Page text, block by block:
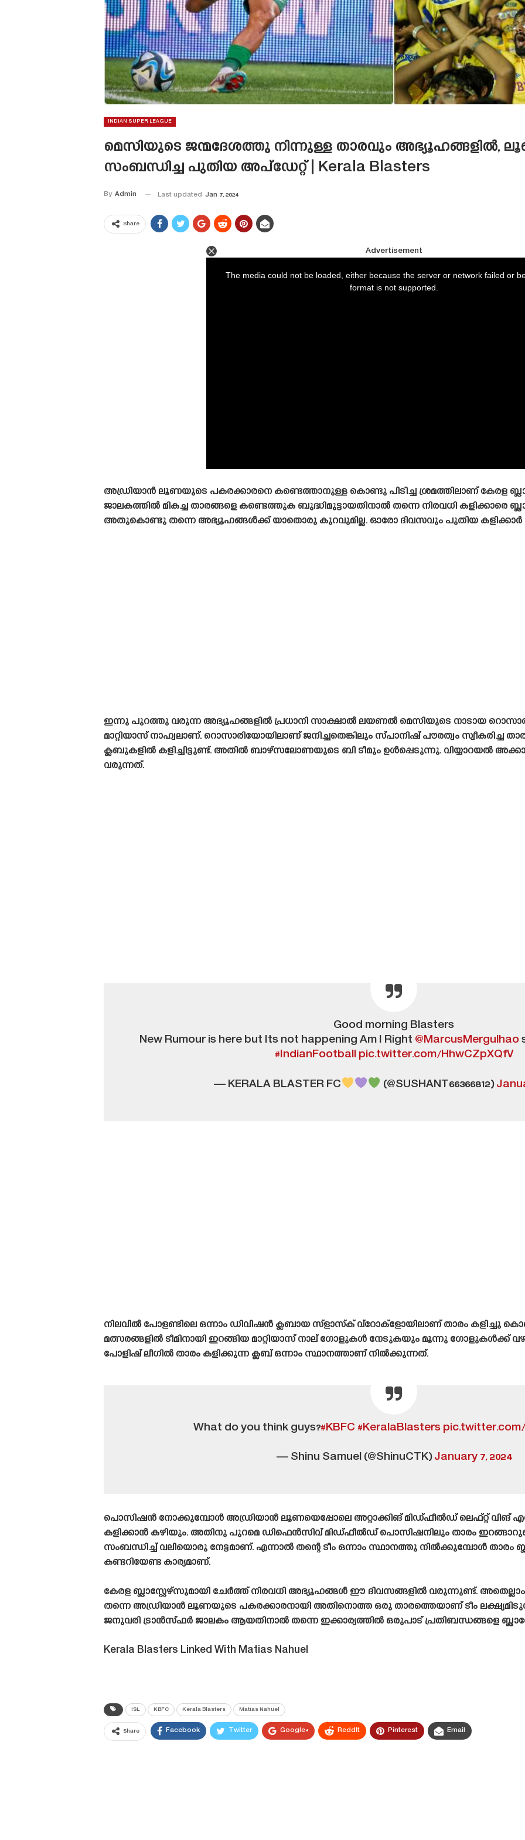
INDIAN SUPER LEAGUE
മെസിയുടെ ജന്മദേശത്തു നിന്നുള്ള താരവും അഭ്യൂഹങ്ങളിൽ,
സംബന്ധിച്ച പുതിയ അപ്‌ഡേറ്റ് | Kerala Blasters
By Admin Last updated Jan 7, 2024
Share
Advertisement
The media could not be loaded, either because the server or network failed or
format is not supported.
അഡ്രിയാൻ ലൂണയുടെ പകരക്കാരനെ കണ്ടെത്താനുള്ള കൊണ്ടു പിടിച്ച ശ്രമത്തിലാണ് കേരള
ജാലകത്തിൽ മികച്ച താരങ്ങളെ കണ്ടെത്തുക ബുദ്ധിമുട്ടായതിനാൽ തന്നെ നിരവധി കളിക്കാരെ
അതുകൊണ്ടു തന്നെ അഭ്യൂഹങ്ങൾക്ക് യാതൊരു കുറവുമില്ല. ഓരോ ദിവസവും പുതിയ കളിക്കാർ
ഇന്നു പുറത്തു വരുന്ന അഭ്യൂഹങ്ങളിൽ പ്രധാനി സാക്ഷാൽ ലയണൽ മെസിയുടെ നാടായ
മാറ്റിയാസ് നാഹ്വലാണ്. റൊസാരിയോയിലാണ് ജനിച്ചതെങ്കിലും സ്‌പാനിഷ്‌ പൗരത്വം സ്വീകരിച്ച
ക്ലബുകളിൽ കളിച്ചിട്ടുണ്ട്. അതിൽ ബാഴ്‌സലോണയുടെ ബി ടീമും ഉൾപ്പെടുന്നു. വിയ്യാറയൽ
വരുന്നത്.
Good morning Blasters
New Rumour is here but Its not happening Am I Right @MarcusMergulhao
#IndianFootball pic.twitter.com/HhwCZpXQfV
— KERALA BLASTER FC (@SUSHANT66366812)
നിലവിൽ പോളണ്ടിലെ ഒന്നാം ഡിവിഷൻ ക്ലബായ സ്ളാസ്‌ക് വ്റോക്ളോയിലാണ് താരം കളിച്ചു
മത്സരങ്ങളിൽ ടീമിനായി ഇറങ്ങിയ മാറ്റിയാസ് നാല് ഗോളുകൾ നേടുകയും മൂന്നു ഗോളുകൾക്ക്
പോളിഷ് ലീഗിൽ താരം കളിക്കുന്ന ക്ലബ് ഒന്നാം സ്ഥാനത്താണ് നിൽക്കുന്നത്.
What do you think guys?#KBFC #KeralaBlasters pic.twitter.com/
— Shinu Samuel (@ShinuCTK)January 7, 2024
പൊസിഷൻ നോക്കുമ്പോൾ അഡ്രിയാൻ ലൂണയെപ്പോലെ അറ്റാക്കിങ് മിഡ്‌ഫീൽഡ് ലെഫ്റ്റ് വിങ്
കളിക്കാൻ കഴിയും. അതിനു പുറമെ ഡിഫെൻസിവ് മിഡ്‌ഫീൽഡ് പൊസിഷനിലും താരം
സംബന്ധിച്ച് വലിയൊരു നേട്ടമാണ്. എന്നാൽ തന്റെ ടീം ഒന്നാം സ്ഥാനത്തു നിൽക്കുമ്പോൾ താരം
കണ്ടറിയേണ്ട കാര്യമാണ്.
കേരള ബ്ലാസ്റ്റേഴ്‌സുമായി ചേർത്ത് നിരവധി അഭ്യൂഹങ്ങൾ ഈ ദിവസങ്ങളിൽ വരുന്നുണ്ട്.
തന്നെ അഡ്രിയാൻ ലൂണയുടെ പകരക്കാരനായി അതിനൊത്ത ഒരു താരത്തെയാണ് ടീം
ജനുവരി ട്രാൻസ്‌ഫർ ജാലകം ആയതിനാൽ തന്നെ ഇക്കാര്യത്തിൽ ഒരുപാട് പ്രതിബന്ധങ്ങളെ
Kerala Blasters Linked With Matias Nahuel
ISL KBFC Kerala Blasters Matias Nahuel
Share Facebook Twitter Google+ ReddIt Pinterest Email